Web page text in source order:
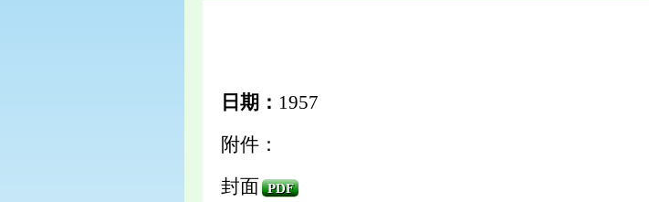
日期： 1957
附件：
封面 PDF